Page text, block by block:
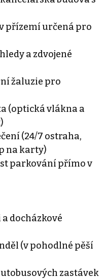
přízemí určená pro
a zdvojené
žaluzie pro
(optická vlákna a
(24/7 ostraha,
na karty)
parkování přímo v
docházkové
(v pohodlné pěší
zastávek